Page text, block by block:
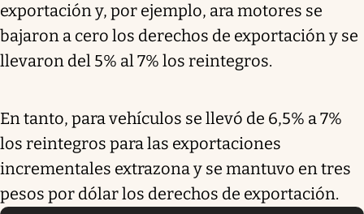
exportación y, por ejemplo, ara motores se
bajaron a cero los derechos de exportación y se
llevaron del 5% al 7% los reintegros.
En tanto, para vehículos se llevó de 6,5% a 7%
los reintegros para las exportaciones
incrementales extrazona y se mantuvo en tres
pesos por dólar los derechos de exportación.